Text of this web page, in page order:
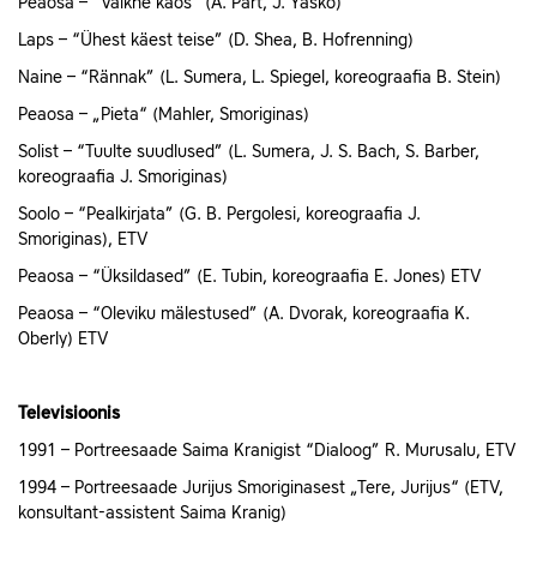
Peaosa – “Vaikne kaos” (A. Pärt, J. Yasko)
Laps – “Ühest käest teise” (D. Shea, B. Hofrenning)
Naine – “Rännak” (L. Sumera, L. Spiegel, koreograafia B. Stein)
Peaosa – „Pieta“ (Mahler, Smoriginas)
Solist – “Tuulte suudlused” (L. Sumera, J. S. Bach, S. Barber,
koreograafia J. Smoriginas)
Soolo – “Pealkirjata” (G. B. Pergolesi, koreograafia J.
Smoriginas), ETV
Peaosa – “Üksildased” (E. Tubin, koreograafia E. Jones) ETV
Peaosa – “Oleviku mälestused” (A. Dvorak, koreograafia K.
Oberly) ETV
Televisioonis
1991 – Portreesaade Saima Kranigist “Dialoog” R. Murusalu, ETV
1994 – Portreesaade Jurijus Smoriginasest „Tere, Jurijus“ (ETV,
konsultant-assistent Saima Kranig)